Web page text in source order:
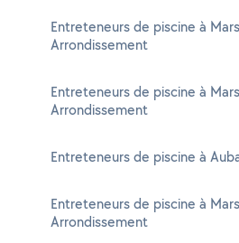
Entreteneurs de piscine à
Arrondissement
Entreteneurs de piscine à
Arrondissement
Entreteneurs de piscine à
Entreteneurs de piscine à
Arrondissement